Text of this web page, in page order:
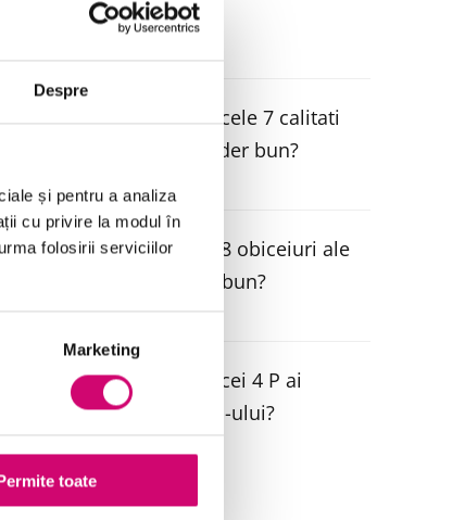
Despre
și pentru a analiza
cu privire la modul în
folosirii serviciilor
Marketing
toate
ul?
Care sunt cele 7 calitati
ale unui lider bun?
Care sunt 8 obiceiuri ale
unui lider bun?
Care sunt cei 4 P ai
leadership-ului?